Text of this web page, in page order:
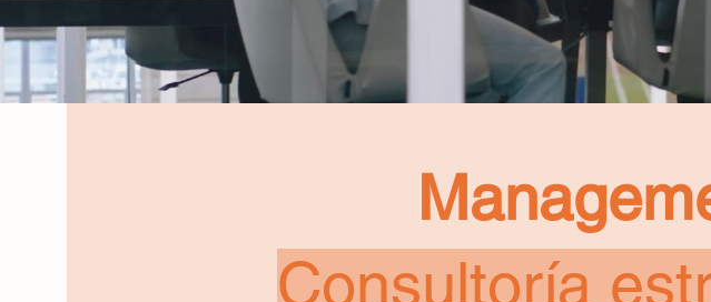
Consultoría